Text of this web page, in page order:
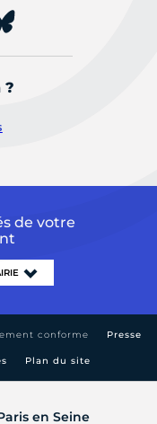
en Seine
?
de votre
conforme Presse
Plan du site